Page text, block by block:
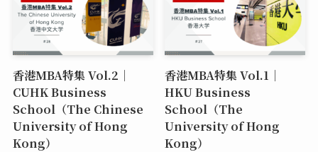
香港MBA特集 Vol.2｜
CUHK Business
School（The Chinese
University of Hong
Kong）
香港MBA特集 Vol.1｜
HKU Business
School（The
University of Hong
Kong）